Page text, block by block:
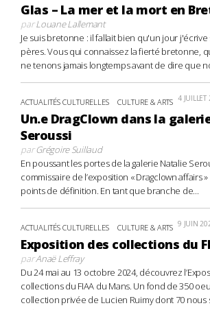
Glas – La mer et la mort en
parLouane Lallemant
Je suis bretonne : il fallait bien qu'un jour
pères. Vous qui connaissez la fierté bretonne,
ne tenons jamais longtemps avant de dire que
ACTUALITÉS CULTURELLES CULTURE & ARTS 4 JUILLET
Un.e DragClown dans la
Seroussi
parGrégoire Suillaud
En poussant les portes de la galerie Natalie
commissaire de l’exposition « Dragclown affairs
points de définition. En tant que branche de...
ACTUALITÉS CULTURELLES CULTURE & ARTS 9 JUIN
Exposition des collections du
parAnaë Leffray
Du 24 mai au 13 octobre 2024, découvrez
collections du FIAA du Mans. Un fond de 350
collection privée de Lucien Ruimy dont 70 nous